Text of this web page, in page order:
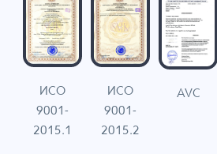
ИСО
9001-
2015.1
ИСО
9001-
2015.2
AVC